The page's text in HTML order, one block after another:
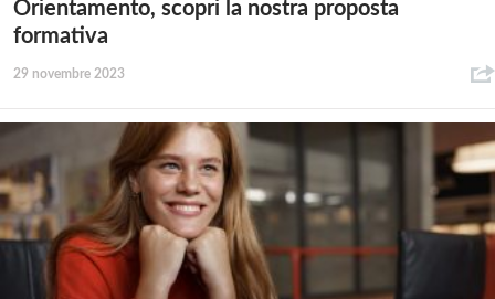
Orientamento, scopri la nostra proposta
formativa
29 novembre 2023